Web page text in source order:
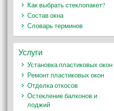
Как выбрать стеклопакет?
Состав окна
Словарь терминов
Услуги
Установка пластиковых окон
Ремонт пластиковых окон
Отделка откосов
Остекление балконов и
лоджий